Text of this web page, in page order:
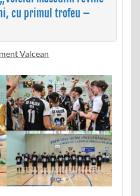
cu primul trofeu –
Valcean